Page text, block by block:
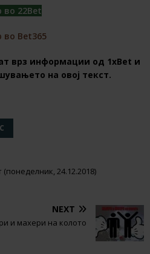
во 22Bet
во Bet365
врз информации од 1хBet и
на овој текст.
24.12.2018)
NEXT
и махери на колото